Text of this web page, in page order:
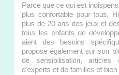
Parce que ce qui est
plus confortable pour tous,
plus de 20 ans des jeux et
tous les enfants de
aient des besoins
propose également sur son
de sensibilisation, articles
d'experts et de familles et